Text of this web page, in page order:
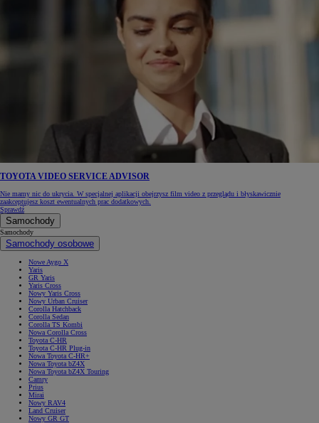
TOYOTA VIDEO SERVICE ADVISOR
Nie mamy nic do ukrycia. W specjalnej aplikacji obejrzysz film video z przeglądu i błyskawicznie
zaakceptujesz koszt ewentualnych prac dodatkowych.
Sprawdź
Samochody
Samochody
Samochody osobowe
Nowe Aygo X
Yaris
GR Yaris
Yaris Cross
Nowy Yaris Cross
Nowy Urban Cruiser
Corolla Hatchback
Corolla Sedan
Corolla TS Kombi
Nowa Corolla Cross
Toyota C-HR
Toyota C-HR Plug-in
Nowa Toyota C-HR+
Nowa Toyota bZ4X
Nowa Toyota bZ4X Touring
Camry
Prius
Mirai
Nowy RAV4
Land Cruiser
Nowy GR GT